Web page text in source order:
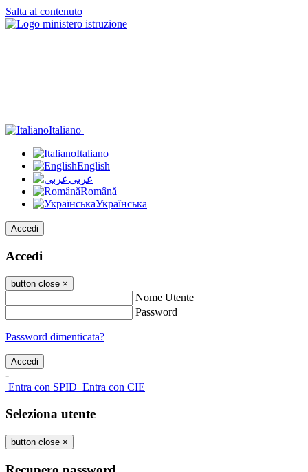
Salta al contenuto
Italiano
Italiano
English
عربى
Română
Українська
Accedi
Accedi
button close ×
Nome Utente
Password
Password dimenticata?
-
Entra con SPID Entra con CIE
Seleziona utente
button close ×